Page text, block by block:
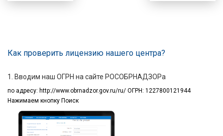
Как проверить лицензию нашего центра?
1. Вводим наш ОГРН на сайте РОСОБРНАДЗОРа
по адресу: http://www.obrnadzor.gov.ru/ru/ ОГРН: 1227800121944
Нажимаем кнопку Поиск